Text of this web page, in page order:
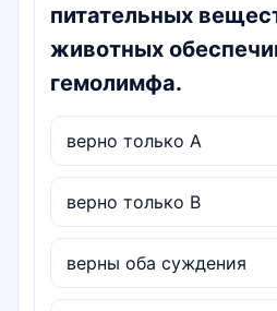
питательных
животных
гемолимфа.
верно только А
верно только В
верны оба суждения